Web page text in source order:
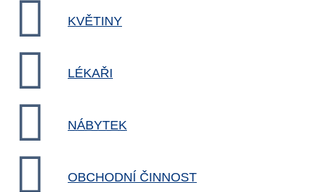
KVĚTINY
LÉKAŘI
NÁBYTEK
OBCHODNÍ ČINNOST